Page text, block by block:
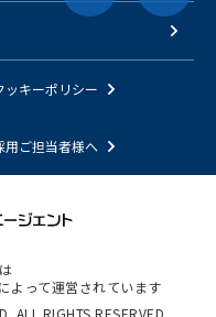
ッキーポリシー
用ご担当者様へ
よって運営されています
ALL RIGHTS RESERVED